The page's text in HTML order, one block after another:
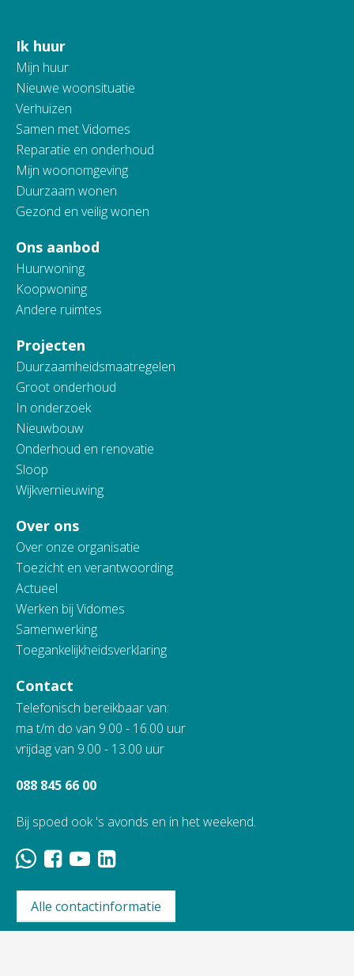
Contactinformatie
Ik huur
Mijn huur
Nieuwe woonsituatie
Verhuizen
Samen met Vidomes
Reparatie en onderhoud
Mijn woonomgeving
Duurzaam wonen
Gezond en veilig wonen
Ons aanbod
Huurwoning
Koopwoning
Andere ruimtes
Projecten
Duurzaamheidsmaatregelen
Groot onderhoud
In onderzoek
Nieuwbouw
Onderhoud en renovatie
Sloop
Wijkvernieuwing
Over ons
Over onze organisatie
Toezicht en verantwoording
Actueel
Werken bij Vidomes
Samenwerking
Toegankelijkheidsverklaring
Contact
Telefonisch bereikbaar van:
ma t/m do van 9.00 - 16.00 uur
vrijdag van 9.00 - 13.00 uur
088 845 66 00
Bij spoed ook 's avonds en in het weekend.
Alle contactinformatie